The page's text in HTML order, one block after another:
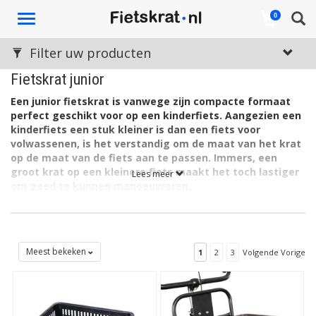
Toggle
0
Fietskrat junior
Een junior fietskrat is vanwege zijn compacte formaat
perfect geschikt voor op een kinderfiets. Aangezien een
kinderfiets een stuk kleiner is dan een fiets voor
volwassenen, is het verstandig om de maat van het krat
op de maat van de fiets aan te passen. Immers, een
groot krat op een kleinere fiets maakt het toch lastiger
uw kind het meest aanspreekt.
Wanneer u een kijkje neemt in ons assortiment
kinderfietskratten hieronder, ziet u dat u en uw zoon of dochter
de keuze hebben uit verschillende soorten en stijlen. Kiezen jullie
Lees meer
Filter uw producten
Meest bekeken 1 2 3 Volgende Vorige